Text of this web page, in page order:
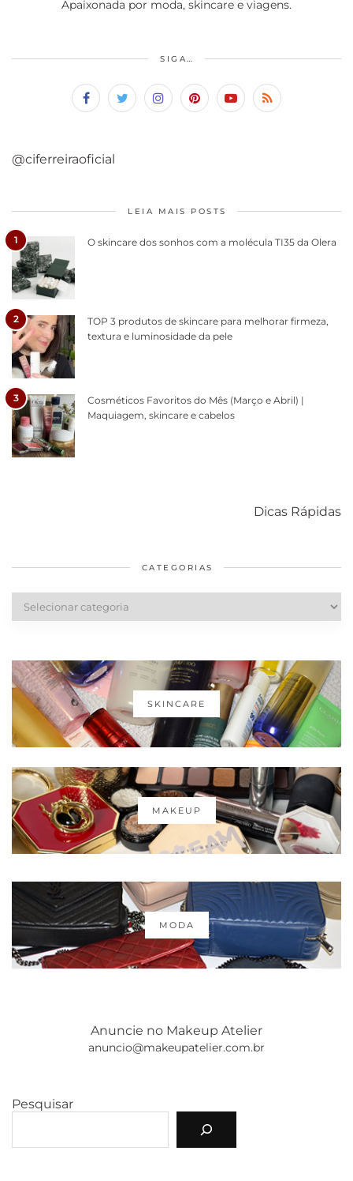
Apaixonada por moda, skincare e viagens.
SIGA…
@ciferreiraoficial
LEIA MAIS POSTS
1 O skincare dos sonhos com a molécula TI35 da Olera
2
TOP 3 produtos de skincare para melhorar firmeza,
textura e luminosidade da pele
3
Cosméticos Favoritos do Mês (Março e Abril) |
Maquiagem, skincare e cabelos
Dicas Rápidas
diários
cabelos
CATEGORIAS
Categorias
SKINCARE
MAKEUP
MODA
Anuncie no Makeup Atelier
anuncio@makeupatelier.com.br
Pesquisar